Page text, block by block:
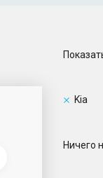
Kia
Ничего